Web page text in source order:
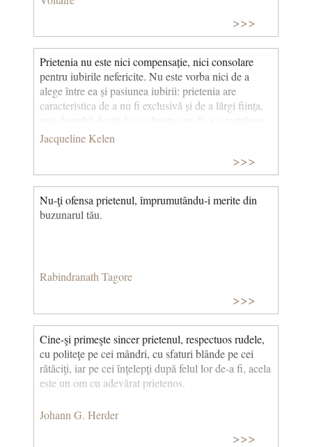
>>>
Prietenia nu este nici compensație, nici consolare
pentru iubirile nefericite. Nu este vorba nici de a
alege între ea și pasiunea iubirii: prietenia are
caracteristica de a nu fi exclusivă și de a lărgi ființa,
mai degrabă decât de a o limita sau de a o restrânge.
(A iubi din prietenie) © CCC
Jacqueline Kelen
>>>
Nu-ţi ofensa prietenul, împrumutându-i merite din
buzunarul tău.
Rabindranath Tagore
>>>
Cine-şi primeşte sincer prietenul, respectuos rudele,
cu politeţe pe cei mândri, cu sfaturi blânde pe cei
rătăciţi, iar pe cei înţelepţi după felul lor de-a fi, acela
este un om cu adevărat prietenos.
Johann G. Herder
>>>